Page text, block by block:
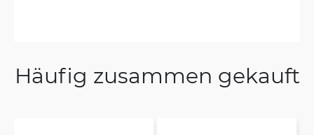
Häufig zusammen gekauft